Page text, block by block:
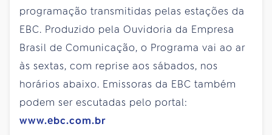
programação transmitidas pelas estações da
EBC. Produzido pela Ouvidoria da Empresa
Brasil de Comunicação, o Programa vai ao ar
às sextas, com reprise aos sábados, nos
horários abaixo. Emissoras da EBC também
podem ser escutadas pelo portal:
www.ebc.com.br